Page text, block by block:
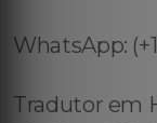
WhatsApp:
Tradutor em